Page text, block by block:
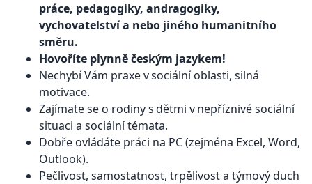
práce, pedagogiky, andragogiky,
vychovatelství a nebo jiného humanitního
směru.
Hovoříte plynně českým jazykem!
Nechybí Vám praxe v sociální oblasti, silná
motivace.
Zajímate se o rodiny s dětmi v nepříznivé sociální
situaci a sociální témata.
Dobře ovládáte práci na PC (zejména Excel, Word,
Outlook).
Pečlivost, samostatnost, trpělivost a týmový duch